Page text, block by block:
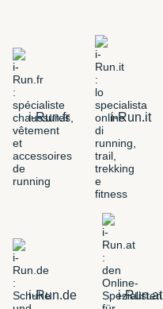
i-Run.fr i-Run.it
i-Run.de i-Run.at